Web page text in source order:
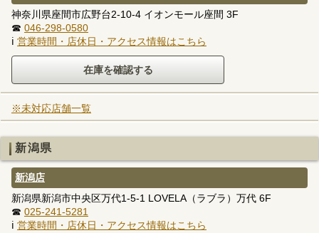
神奈川県座間市広野台2-10-4 イオンモール座間 3F
☎ 046-298-0580
ℹ 営業時間・店休日・アクセス情報はこちら
※未対応店舗一覧
新潟県
新潟店
新潟県新潟市中央区万代1-5-1 LOVELA（ラブラ）万代 6F
☎ 025-241-5281
ℹ 営業時間・店休日・アクセス情報はこちら